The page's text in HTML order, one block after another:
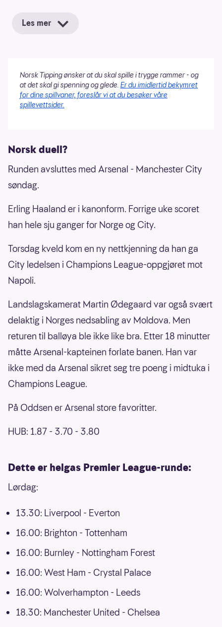
Les mer
Norsk Tipping ønsker at du skal spille i trygge rammer - og
at det skal gi spenning og glede. Er du imidlertid bekymret
for dine spillvaner, foreslår vi at du besøker våre
spillevettsider.
Norsk duell?
Runden avsluttes med Arsenal - Manchester City
søndag.
Erling Haaland er i kanonform. Forrige uke scoret
han hele sju ganger for Norge og City.
Torsdag kveld kom en ny nettkjenning da han ga
City ledelsen i Champions League-oppgjøret mot
Napoli.
Landslagskamerat Martin Ødegaard var også svært
delaktig i Norges nedsabling av Moldova. Men
returen til balløya ble ikke like bra. Etter 18 minutter
måtte Arsenal-kapteinen forlate banen. Han var
ikke med da Arsenal sikret seg tre poeng i midtuka i
Champions League.
På Oddsen er Arsenal store favoritter.
HUB: 1.87 - 3.70 - 3.80
Dette er helgas Premier League-runde:
Lørdag:
13.30: Liverpool - Everton
16.00: Brighton - Tottenham
16.00: Burnley - Nottingham Forest
16.00: West Ham - Crystal Palace
16.00: Wolverhampton - Leeds
18.30: Manchester United - Chelsea